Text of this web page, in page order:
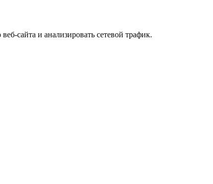
сайта и анализировать сетевой трафик.